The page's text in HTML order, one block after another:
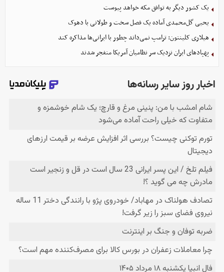
یک کشور دیگر به توافق مکه خواهد پیوست
یحیی گل‌محمدی آماده یک فصل سخت و طولانی با دهوک
هیلاری کلینتون: ترامپ نمی‌داند چطور با ایرانی‌ها مذاکره کند
پهپادهای ایران نزدیک سر نظامیان آمریکا منفجر شدند